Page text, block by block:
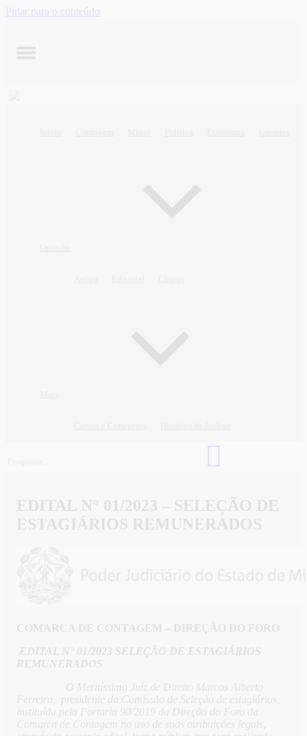
Pular para o conteúdo
EDITAL N° 01/2023 – SELEÇÃO DE
ESTAGIÁRIOS REMUNERADOS
COMARCA DE CONTAGEM – DIREÇÃO DO FORO
EDITAL N° 01/2023 SELEÇÃO DE ESTAGIÁRIOS
REMUNERADOS
O Meritíssimo Juíz de Direito Marcos Alberto
Ferreira, presidente da Comissão de Seleção de estagiários,
instituída pela Portaria 90/2019 da Direção do Foro da
Comarca de Contagem no uso de suas atribuições legais,